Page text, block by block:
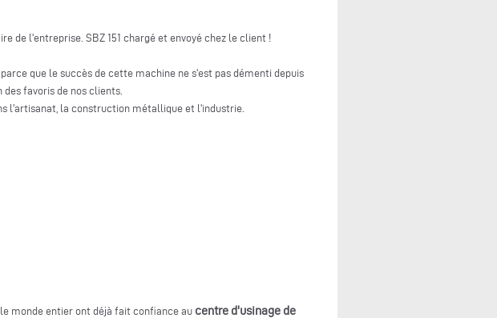
de l'entreprise. SBZ 151 chargé et envoyé chez le client !
que le succès de cette machine ne s'est pas démenti depuis
favoris de nos clients.
l'artisanat, la construction métallique et l'industrie.
monde entier ont déjà fait confiance au centre d'usinage de